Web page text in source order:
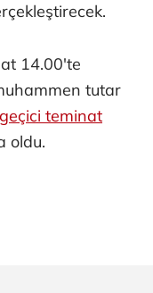
14.00'te
tutar
geçici teminat
oldu.